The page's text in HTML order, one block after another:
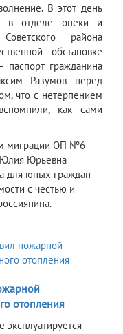
В этот день
в отделе опеки и
района
обстановке
паспорт гражданина
Разумов перед
что с нетерпением
как сами
миграции ОП №6
Юрьевна
для юных граждан
с честью и
отопления